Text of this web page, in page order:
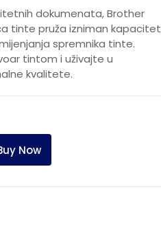
dokumenata, Brother
tinte pruža izniman kapacitet
spremnika tinte.
tintom i uživajte u
kvalitete.
Now